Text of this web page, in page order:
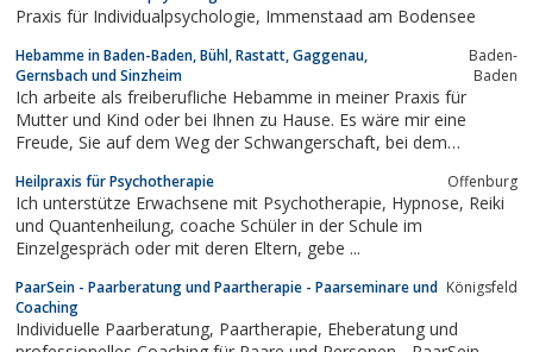
Partnerschaft an."Wir",...
Praxis für Individualpsychologie, Immenstaad am Bodensee
Hebamme in Baden-Baden, Bühl, Rastatt, Gaggenau,
Gernsbach und Sinzheim
Baden-
Baden
Ich arbeite als freiberufliche Hebamme in meiner Praxis für
Mutter und Kind oder bei Ihnen zu Hause. Es wäre mir eine
Freude, Sie auf dem Weg der Schwangerschaft, bei dem
Stillzeit und der Rückbildung zu begleiten.
Heilpraxis für Psychotherapie Offenburg
Ich unterstütze Erwachsene mit Psychotherapie, Hypnose, Reiki
und Quantenheilung, coache Schüler in der Schule im
Einzelgespräch oder mit deren Eltern, gebe ...
PaarSein - Paarberatung und Paartherapie - Paarseminare und
Coaching
Königsfeld
Individuelle Paarberatung, Paartherapie, Eheberatung und